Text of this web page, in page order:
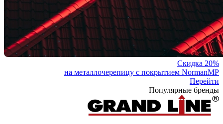
Скидка 20%
на металлочерепицу с покрытием NormanMP
Перейти
Популярные бренды